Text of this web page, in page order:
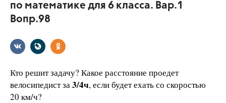
по математике для 6 класса. Вар.1
Вопр.98
Кто решит задачу? Какое расстояние проедет
велосипедист за3/4ч, если будет ехать со скоростью
20 км/ч?